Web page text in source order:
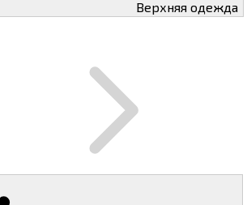
Верхняя одежда